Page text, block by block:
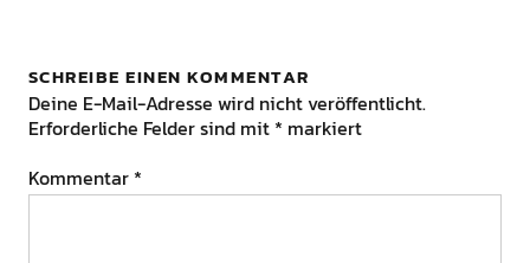
SCHREIBE EINEN KOMMENTAR
Deine E-Mail-Adresse wird nicht veröffentlicht.
Erforderliche Felder sind mit * markiert
Kommentar *